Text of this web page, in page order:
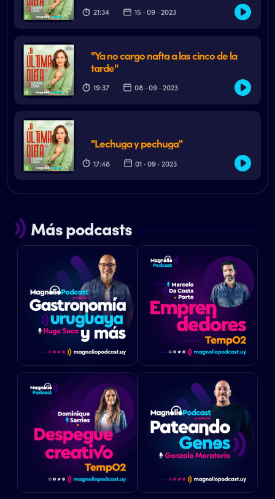
21:34 15 · 09 · 2023
"Ya no cargo nafta a las cinco de la
tarde"
19:37 08 · 09 · 2023
"Lechuga y pechuga"
17:48 01 · 09 · 2023
Más podcasts